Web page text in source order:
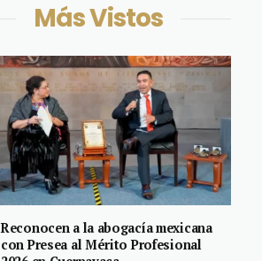
Más Vistos
Reconocen a la abogacía mexicana
con Presea al Mérito Profesional